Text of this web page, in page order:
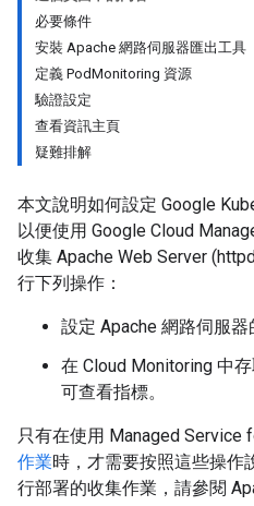
必要條件
安裝 Apache 網路伺服器匯出工具
定義 PodMonitoring 資源
驗證設定
查看資訊主頁
疑難排解
本文說明如何設定 Google
以便使用 Google Cloud
收集 Apache Web Server
行下列操作：
設定 Apache 網路伺服器
在 Cloud Monitoring 中
可查看指標。
只有在使用 Managed Service
作業時，才需要按照這些操作
行部署的收集作業，請參閱